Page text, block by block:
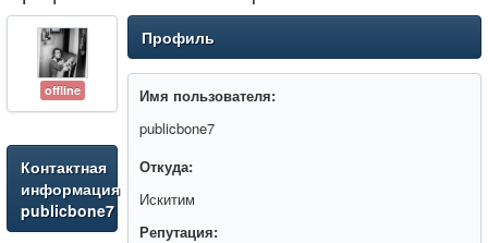
Регистрация
Вход
offline
Контактная
информация
publicbone7
Профиль
Имя пользователя:
publicbone7
Откуда:
Искитим
Репутация: